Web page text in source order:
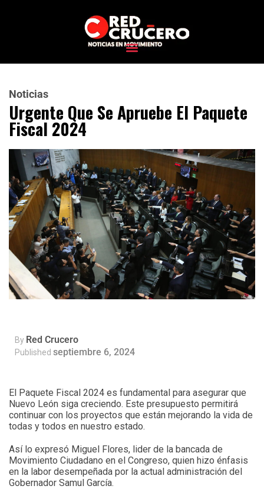
Noticias
Urgente Que Se Apruebe El Paquete
Fiscal 2024
By Red Crucero
Published septiembre 6, 2024
El Paquete Fiscal 2024 es fundamental para asegurar que
Nuevo León siga creciendo. Este presupuesto permitirá
continuar con los proyectos que están mejorando la vida de
todas y todos en nuestro estado.
Así lo expresó Miguel Flores, lider de la bancada de
Movimiento Ciudadano en el Congreso, quien hizo énfasis
en la labor desempeñada por la actual administración del
Gobernador Samul García.